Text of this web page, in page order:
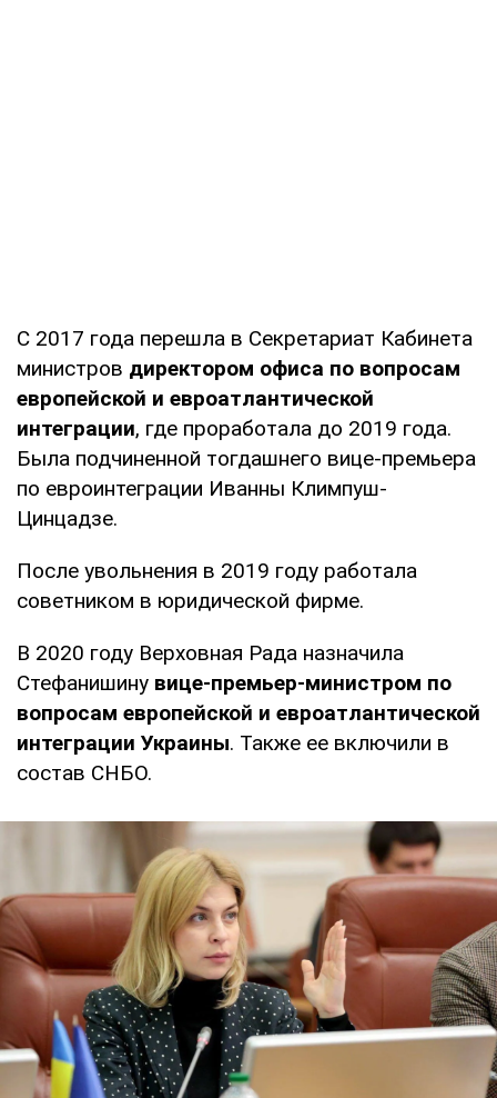
С 2017 года перешла в Секретариат Кабинета
министров директором офиса по вопросам
европейской и евроатлантической
интеграции, где проработала до 2019 года.
Была подчиненной тогдашнего вице-премьера
по евроинтеграции Иванны Климпуш-
Цинцадзе.
После увольнения в 2019 году работала
советником в юридической фирме.
В 2020 году Верховная Рада назначила
Стефанишину вице-премьер-министром по
вопросам европейской и евроатлантической
интеграции Украины. Также ее включили в
состав СНБО.